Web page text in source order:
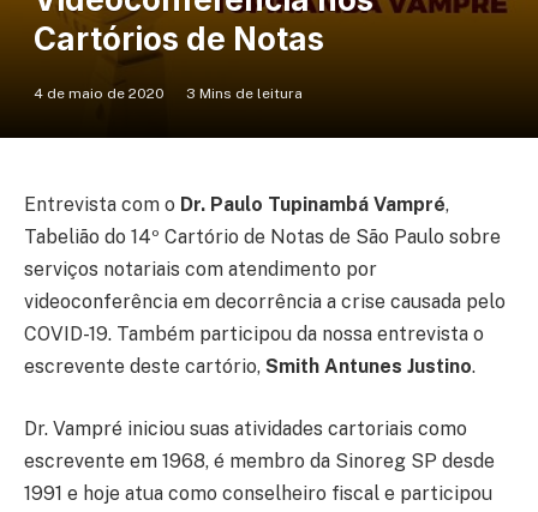
Cartórios de Notas
4 de maio de 2020 3 Mins de leitura
Entrevista com o Dr. Paulo Tupinambá Vampré,
Tabelião do 14º Cartório de Notas de São Paulo sobre
serviços notariais com atendimento por
videoconferência em decorrência a crise causada pelo
COVID-19. Também participou da nossa entrevista o
escrevente deste cartório, Smith Antunes Justino.
Dr. Vampré iniciou suas atividades cartoriais como
escrevente em 1968, é membro da Sinoreg SP desde
1991 e hoje atua como conselheiro fiscal e participou